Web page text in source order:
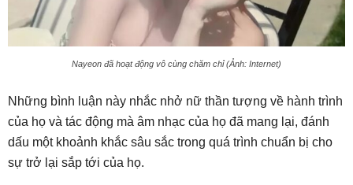
Nayeon đã hoạt động vô cùng chăm chỉ (Ảnh: Internet)
Những bình luận này nhắc nhở nữ thần tượng về hành trình
của họ và tác động mà âm nhạc của họ đã mang lại, đánh
dấu một khoảnh khắc sâu sắc trong quá trình chuẩn bị cho
sự trở lại sắp tới của họ.